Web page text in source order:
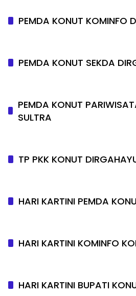
PEMDA KONUT KOMINFO
PEMDA KONUT SEKDA
PEMDA KONUT
SULTRA
TP PKK KONUT
HARI KARTINI PEMDA
HARI KARTINI KOMINFO
HARI KARTINI BUPATI